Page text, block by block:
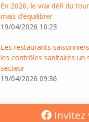
En 2026, le vrai défi du
mais d’équilibrer
19/04/2026 10:23
Les restaurants
les contrôles sanitaires un
secteur
19/04/2026 09:36
Invitez